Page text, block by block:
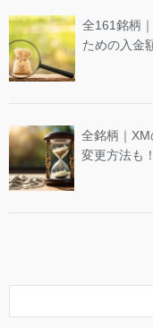
全161銘柄
ための入金
全銘柄｜
変更方法も！